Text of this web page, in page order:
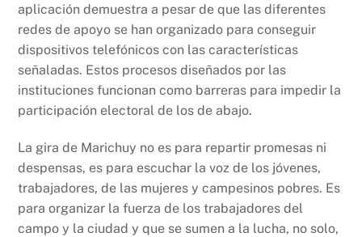
aplicación demuestra a pesar de que las diferentes
redes de apoyo se han organizado para conseguir
dispositivos telefónicos con las características
señaladas. Estos procesos diseñados por las
instituciones funcionan como barreras para impedir la
participación electoral de los de abajo.
La gira de Marichuy no es para repartir promesas ni
despensas, es para escuchar la voz de los jóvenes,
trabajadores, de las mujeres y campesinos pobres. Es
para organizar la fuerza de los trabajadores del
campo y la ciudad y que se sumen a la lucha, no solo,